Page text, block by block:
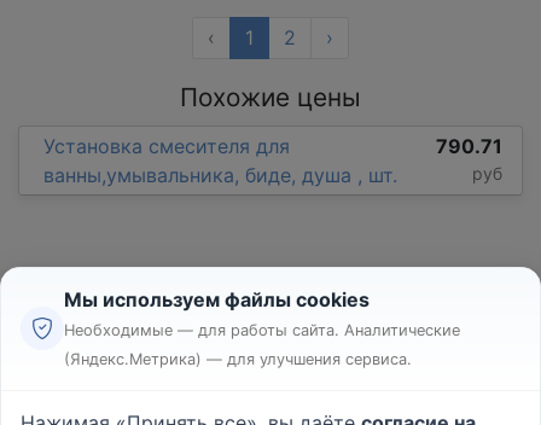
‹ 1 2 ›
Похожие цены
Установка смесителя для
ванны,умывальника, биде, душа , шт.
790.71
руб
Реклама
Мы используем файлы cookies
Необходимые — для работы сайта. Аналитические
(Яндекс.Метрика) — для улучшения сервиса.